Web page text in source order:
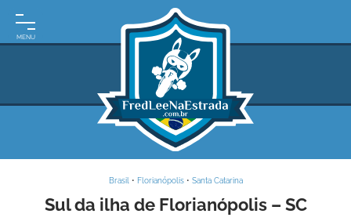
INÍCIO
Brasil • Florianópolis• Santa Catarina
Sul da ilha de Florianópolis – SC